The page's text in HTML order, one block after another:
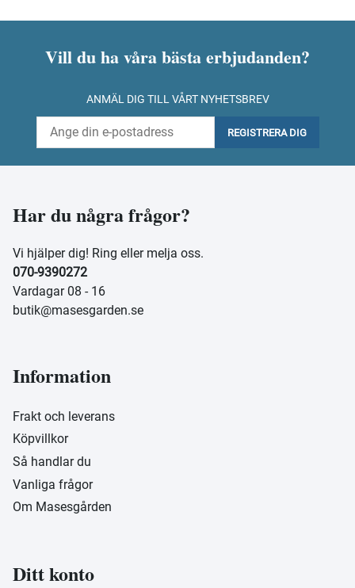
Vill du ha våra bästa erbjudanden?
ANMÄL DIG TILL VÅRT NYHETSBREV
REGISTRERA DIG
Har du några frågor?
Vi hjälper dig! Ring eller melja oss.
070-9390272
Vardagar 08 - 16
butik@masesgarden.se
Information
Frakt och leverans
Köpvillkor
Så handlar du
Vanliga frågor
Om Masesgården
Ditt konto